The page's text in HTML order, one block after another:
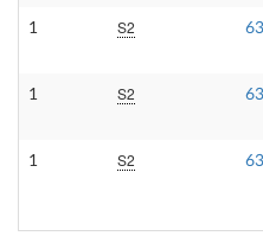
1 S2
1 S2
1 S2